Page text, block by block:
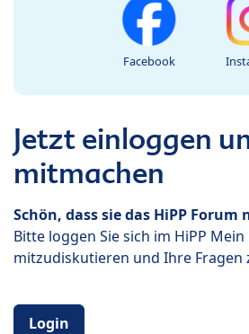
Facebook
Jetzt einloggen
mitmachen
Schön, dass sie das HiPP
Bitte loggen Sie sich im HiPP
mitzudiskutieren und Ihre Fragen
Login